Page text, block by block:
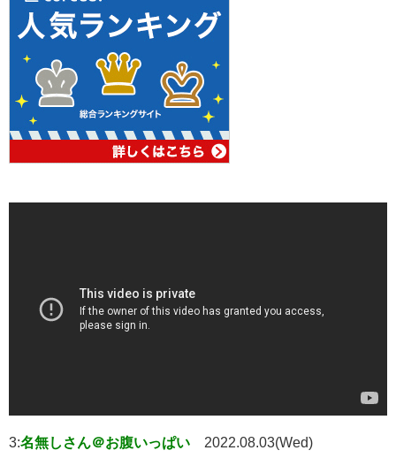
3:名無しさん＠お腹いっぱい 2022.08.03(Wed)